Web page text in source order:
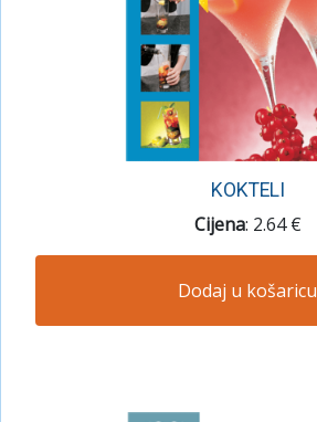
KOKTELI
Cijena: 2.64 €
Dodaj u košaricu